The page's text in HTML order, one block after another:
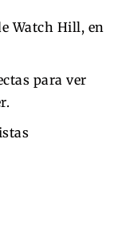
Watch Hill, en
para ver